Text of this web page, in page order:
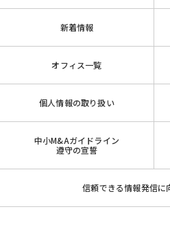
新着情報
オフィス一覧
個人情報の取り扱い
中小M&Aガイドライン
遵守の宣誓
信頼できる情報発信に